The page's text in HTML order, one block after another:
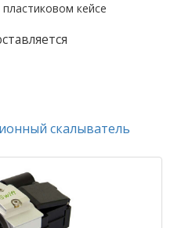
кейсе
скалыватель